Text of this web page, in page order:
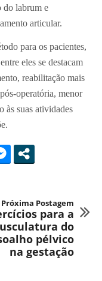
do labrum e
articular.
para os pacientes,
eles se destacam
reabilitação mais
operatória, menor
às suas atividades
Próxima Postagem
para a
do
pélvico
na gestação